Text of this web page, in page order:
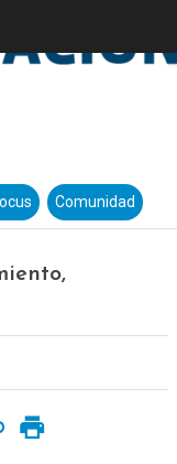
Comunidad